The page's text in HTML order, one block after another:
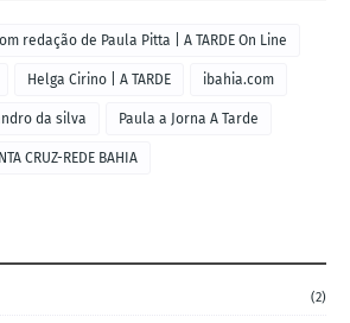
redação de Paula Pitta | A TARDE On Line
Helga Cirino | A TARDE ibahia.com
da silva Paula a Jorna A Tarde
CRUZ-REDE BAHIA
(2)